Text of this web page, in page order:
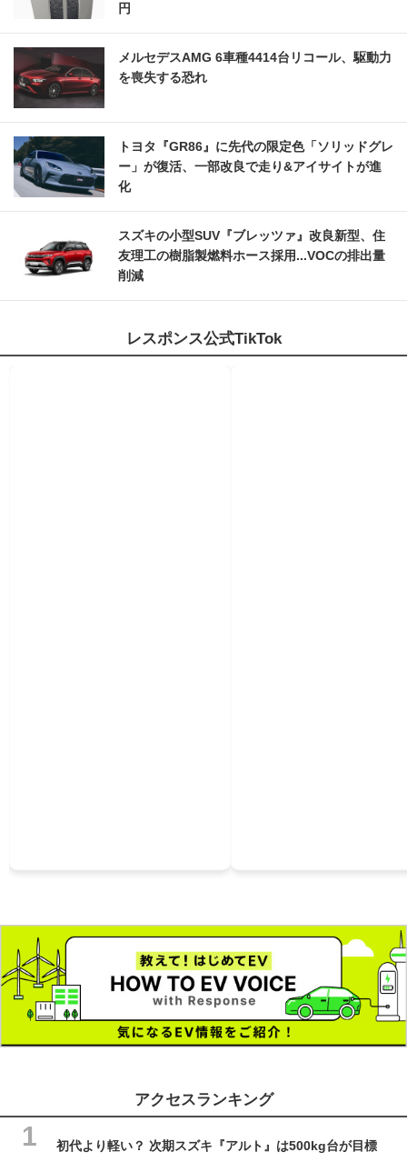
円
メルセデスAMG 6車種4414台リコール、駆動力
を喪失する恐れ
トヨタ『GR86』に先代の限定色「ソリッドグレ
ー」が復活、一部改良で走り&アイサイトが進
化
スズキの小型SUV『ブレッツァ』改良新型、住
友理工の樹脂製燃料ホース採用...VOCの排出量
削減
レスポンス公式TikTok
アクセスランキング
初代より軽い？ 次期スズキ『アルト』は500kg台が目標